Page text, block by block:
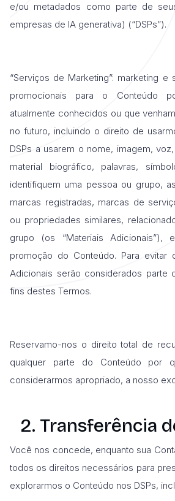
e/ou metadados como parte de
empresas de IA generativa) (“DSPs”).
“Serviços de Marketing”: marketing e
promocionais para o Conteúdo
atualmente conhecidos ou que
no futuro, incluindo o direito de
DSPs a usarem o nome, imagem,
material biográfico, palavras,
identifiquem uma pessoa ou grupo,
marcas registradas, marcas de
ou propriedades similares,
grupo (os “Materiais
promoção do Conteúdo. Para evitar
Adicionais serão considerados parte
fins destes Termos.
Reservamo-nos o direito total de
qualquer parte do Conteúdo por
considerarmos apropriado, a nosso
2. Transferência
Você nos concede, enquanto sua
todos os direitos necessários para
explorarmos o Conteúdo nos DSPs,